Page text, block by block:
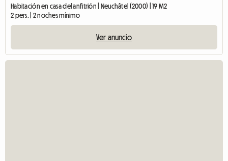
Habitación en casa del anfitrión | Neuchâtel (2000) | 19 M2
2 pers. | 2 noches mínimo
Ver anuncio